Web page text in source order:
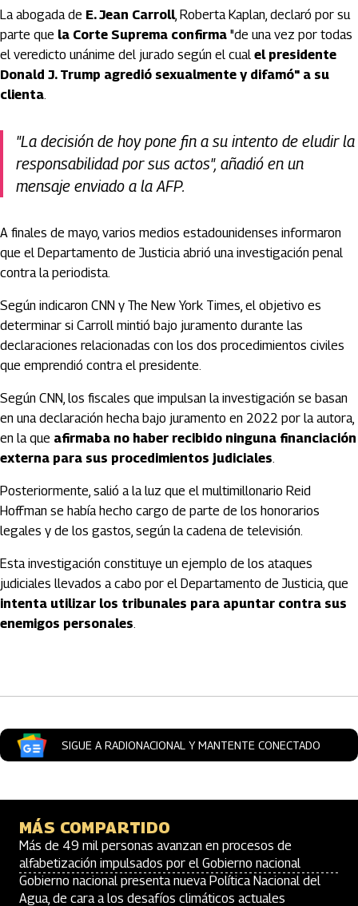
La abogada de E. Jean Carroll, Roberta Kaplan, declaró por su
parte que la Corte Suprema confirma "de una vez por todas
el veredicto unánime del jurado según el cual el presidente
Donald J. Trump agredió sexualmente y difamó" a su
clienta.
"La decisión de hoy pone fin a su intento de eludir la
responsabilidad por sus actos", añadió en un
mensaje enviado a la AFP.
A finales de mayo, varios medios estadounidenses informaron
que el Departamento de Justicia abrió una investigación penal
contra la periodista.
Según indicaron CNN y The New York Times, el objetivo es
determinar si Carroll mintió bajo juramento durante las
declaraciones relacionadas con los dos procedimientos civiles
que emprendió contra el presidente.
Según CNN, los fiscales que impulsan la investigación se basan
en una declaración hecha bajo juramento en 2022 por la autora,
en la que afirmaba no haber recibido ninguna financiación
externa para sus procedimientos judiciales.
Posteriormente, salió a la luz que el multimillonario Reid
Hoffman se había hecho cargo de parte de los honorarios
legales y de los gastos, según la cadena de televisión.
Esta investigación constituye un ejemplo de los ataques
judiciales llevados a cabo por el Departamento de Justicia, que
intenta utilizar los tribunales para apuntar contra sus
enemigos personales.
SIGUE A RADIONACIONAL Y MANTENTE CONECTADO
MÁS COMPARTIDO
Más de 49 mil personas avanzan en procesos de
alfabetización impulsados por el Gobierno nacional
Gobierno nacional presenta nueva Política Nacional del
Agua, de cara a los desafíos climáticos actuales